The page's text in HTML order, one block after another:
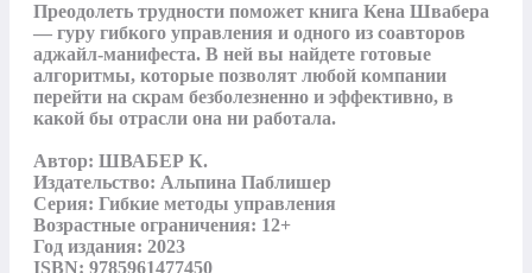
Преодолеть трудности поможет книга Кена Швабера
— гуру гибкого управления и одного из соавторов
аджайл-манифеста. В ней вы найдете готовые
алгоритмы, которые позволят любой компании
перейти на скрам безболезненно и эффективно, в
какой бы отрасли она ни работала.
Автор: ШВАБЕР К.
Издательство: Альпина Паблишер
Серия: Гибкие методы управления
Возрастные ограничения: 12+
Год издания: 2023
ISBN: 9785961477450